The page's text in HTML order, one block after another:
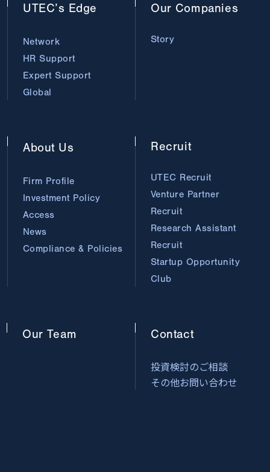
UTEC’s Edge
Network
HR Support
Expert Support
Global
Our Companies
Story
Our Team
About Us
Firm Profile
Investment Policy
Access
News
Compliance & Policies
Recruit
UTEC Recruit
Venture Partner
Recruit
Research Assistant
Recruit
Startup Opportunity
Club
Contact
投資検討のご相談
その他お問い合わせ